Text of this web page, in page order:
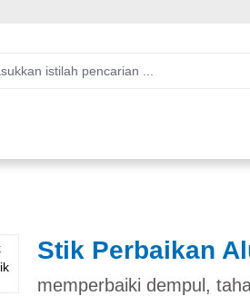
Stik Perbaikan
memperbaiki dempul,